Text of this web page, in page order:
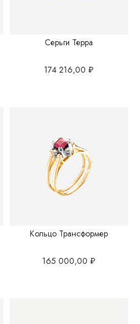
Серьги Терра
174 216,00 ₽
Кольцо Трансформер
165 000,00 ₽